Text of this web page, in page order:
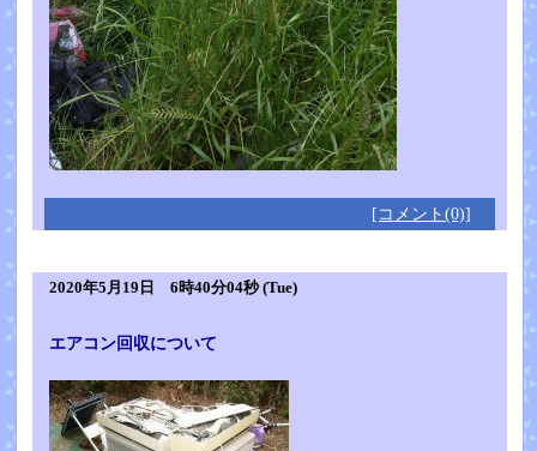
[コメント(0)]
2020年5月19日 6時40分04秒 (Tue)
エアコン回収について